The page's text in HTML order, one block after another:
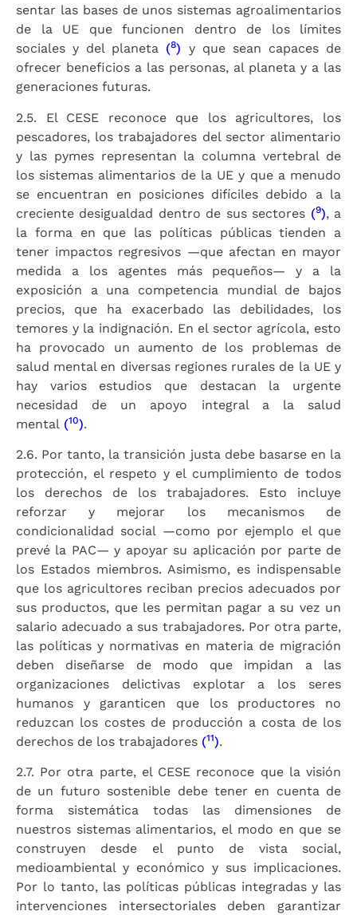
sentar las bases de unos sistemas agroalimentarios
de la UE que funcionen dentro de los límites
sociales y del planeta (8) y que sean capaces de
ofrecer beneficios a las personas, al planeta y a las
generaciones futuras.
2.5. El CESE reconoce que los agricultores, los
pescadores, los trabajadores del sector alimentario
y las pymes representan la columna vertebral de
los sistemas alimentarios de la UE y que a menudo
se encuentran en posiciones difíciles debido a la
creciente desigualdad dentro de sus sectores (9), a
la forma en que las políticas públicas tienden a
tener impactos regresivos —que afectan en mayor
medida a los agentes más pequeños— y a la
exposición a una competencia mundial de bajos
precios, que ha exacerbado las debilidades, los
temores y la indignación. En el sector agrícola, esto
ha provocado un aumento de los problemas de
salud mental en diversas regiones rurales de la UE y
hay varios estudios que destacan la urgente
necesidad de un apoyo integral a la salud
mental (10).
2.6. Por tanto, la transición justa debe basarse en la
protección, el respeto y el cumplimiento de todos
los derechos de los trabajadores. Esto incluye
reforzar y mejorar los mecanismos de
condicionalidad social —como por ejemplo el que
prevé la PAC— y apoyar su aplicación por parte de
los Estados miembros. Asimismo, es indispensable
que los agricultores reciban precios adecuados por
sus productos, que les permitan pagar a su vez un
salario adecuado a sus trabajadores. Por otra parte,
las políticas y normativas en materia de migración
deben diseñarse de modo que impidan a las
organizaciones delictivas explotar a los seres
humanos y garanticen que los productores no
reduzcan los costes de producción a costa de los
derechos de los trabajadores (11).
2.7. Por otra parte, el CESE reconoce que la visión
de un futuro sostenible debe tener en cuenta de
forma sistemática todas las dimensiones de
nuestros sistemas alimentarios, el modo en que se
construyen desde el punto de vista social,
medioambiental y económico y sus implicaciones.
Por lo tanto, las políticas públicas integradas y las
intervenciones intersectoriales deben garantizar